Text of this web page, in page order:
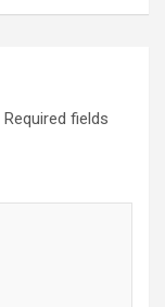
Required fields